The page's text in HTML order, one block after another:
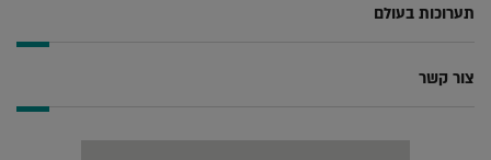
תערוכות בעולם
צור קשר